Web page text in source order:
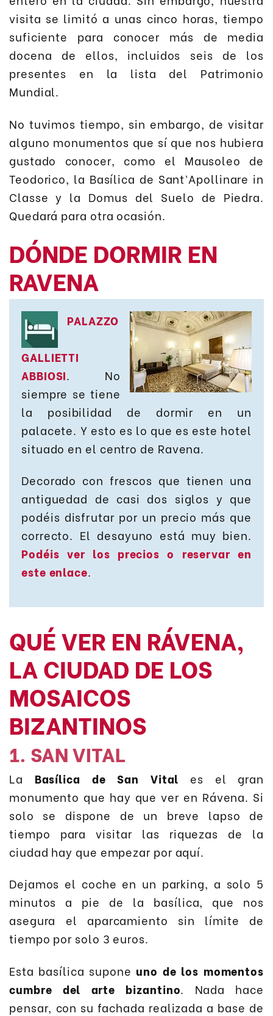
visita se limitó a unas cinco horas, tiempo
suficiente para conocer más de media
docena de ellos, incluidos seis de los
presentes en la lista del Patrimonio
Mundial.
No tuvimos tiempo, sin embargo, de visitar
alguno monumentos que sí que nos hubiera
gustado conocer, como el Mausoleo de
Teodorico, la Basílica de Sant’Apollinare in
Classe y la Domus del Suelo de Piedra.
Quedará para otra ocasión.
DÓNDE DORMIR EN
RAVENA
PALAZZO
GALLIETTI
ABBIOSI. No
siempre se tiene
la posibilidad de dormir en un
palacete. Y esto es lo que es este hotel
situado en el centro de Ravena.
Decorado con frescos que tienen una
antiguedad de casi dos siglos y que
podéis disfrutar por un precio más que
correcto. El desayuno está muy bien.
Podéis ver los precios o reservar en
este enlace.
QUÉ VER EN RÁVENA,
LA CIUDAD DE LOS
MOSAICOS
BIZANTINOS
1. SAN VITAL
La Basílica de San Vital es el gran
monumento que hay que ver en Rávena. Si
solo se dispone de un breve lapso de
tiempo para visitar las riquezas de la
ciudad hay que empezar por aquí.
Dejamos el coche en un parking, a solo 5
minutos a pie de la basílica, que nos
asegura el aparcamiento sin límite de
tiempo por solo 3 euros.
Esta basílica supone uno de los momentos
cumbre del arte bizantino. Nada hace
pensar, con su fachada realizada a base de